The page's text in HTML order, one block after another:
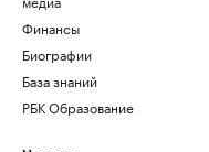
Финансы
Биографии
База знаний
РБК Образование